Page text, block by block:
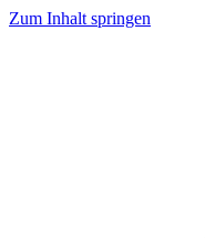
Zum Inhalt springen